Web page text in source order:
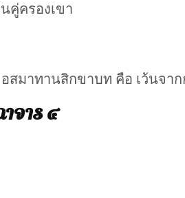
คู่ครองเขา
สมาทานสิกขาบท คือ เว้นจา
จาร ๔